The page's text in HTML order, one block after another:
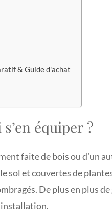
& Guide d'achat
équiper ?
faite de bois ou d’un
sol et couvertes de
De plus en plus de